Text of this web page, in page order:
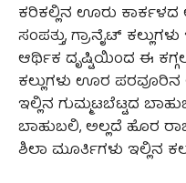
ಕರಿಕಲ್ಲಿನ ಊರು ಕಾರ್ಕಳದ
ಸಂಪತ್ತು, ಗ್ರಾನೈಟ್‌
ಆರ್ಥಿಕ ದೃಷ್ಟಿಯಿಂದ ಈ
ಕಲ್ಲುಗಳು ಊರ ಪರವೂರಿನ
ಇಲ್ಲಿನ ಗುಮ್ಮಟಬೆಟ್ಟದ
ಬಾಹುಬಲಿ, ಅಲ್ಲದೆ ಹೊರ
ಶಿಲಾ ಮೂರ್ತಿಗಳು ಇಲ್ಲಿನ